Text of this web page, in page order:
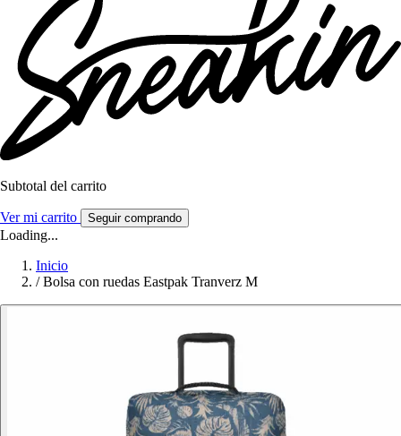
Subtotal del carrito
Ver mi carrito Seguir comprando
Loading...
Inicio
/ Bolsa con ruedas Eastpak Tranverz M